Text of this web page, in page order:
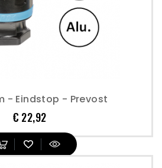
- Eindstop - Prevost
€ 22,92Prijs